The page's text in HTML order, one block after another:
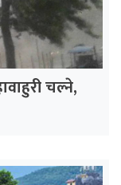
चल्ने,